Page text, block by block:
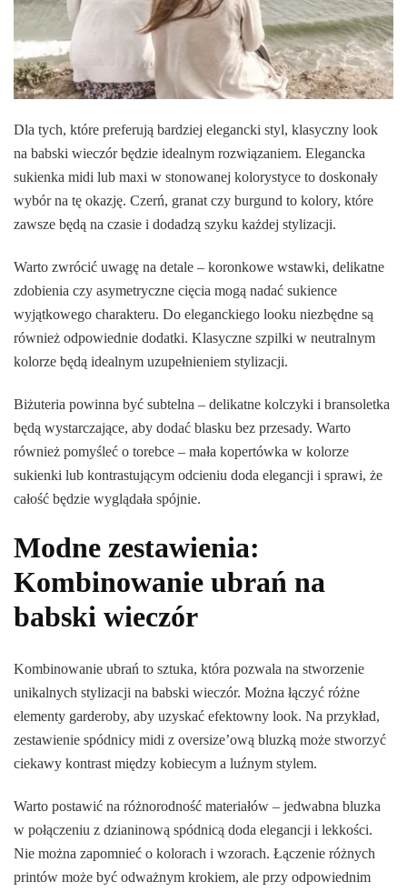
Dla tych, które preferują bardziej elegancki styl, klasyczny look
na babski wieczór będzie idealnym rozwiązaniem. Elegancka
sukienka midi lub maxi w stonowanej kolorystyce to doskonały
wybór na tę okazję. Czerń, granat czy burgund to kolory, które
zawsze będą na czasie i dodadzą szyku każdej stylizacji.
Warto zwrócić uwagę na detale – koronkowe wstawki, delikatne
zdobienia czy asymetryczne cięcia mogą nadać sukience
wyjątkowego charakteru. Do eleganckiego looku niezbędne są
również odpowiednie dodatki. Klasyczne szpilki w neutralnym
kolorze będą idealnym uzupełnieniem stylizacji.
Biżuteria powinna być subtelna – delikatne kolczyki i bransoletka
będą wystarczające, aby dodać blasku bez przesady. Warto
również pomyśleć o torebce – mała kopertówka w kolorze
sukienki lub kontrastującym odcieniu doda elegancji i sprawi, że
całość będzie wyglądała spójnie.
Modne zestawienia:
Kombinowanie ubrań na
babski wieczór
Kombinowanie ubrań to sztuka, która pozwala na stworzenie
unikalnych stylizacji na babski wieczór. Można łączyć różne
elementy garderoby, aby uzyskać efektowny look. Na przykład,
zestawienie spódnicy midi z oversize’ową bluzką może stworzyć
ciekawy kontrast między kobiecym a luźnym stylem.
Warto postawić na różnorodność materiałów – jedwabna bluzka
w połączeniu z dzianinową spódnicą doda elegancji i lekkości.
Nie można zapomnieć o kolorach i wzorach. Łączenie różnych
printów może być odważnym krokiem, ale przy odpowiednim